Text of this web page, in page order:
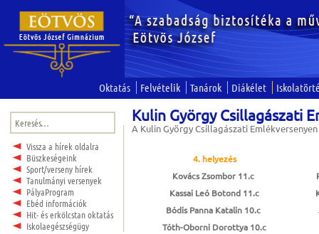
Oktatás Felvételik Tanárok Diákélet
Keresés:
Vissza a hírek oldalra
Büszkeségeink
Sport/verseny hírek
Tanulmányi versenyek
PályaProgram
Ebéd információk
Hit- és erkölcstan oktatás
Iskolaegészségügy
Kulin György Csillagászati
A Kulin György Csillagászati
4. helyezés
Kovács Zsombor 11.c
Kassai Leó Botond 11.c
Bódis Panna Katalin 10.c
Tóth-Oborni Dorottya 10.c